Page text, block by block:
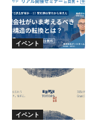
イベント
イベント